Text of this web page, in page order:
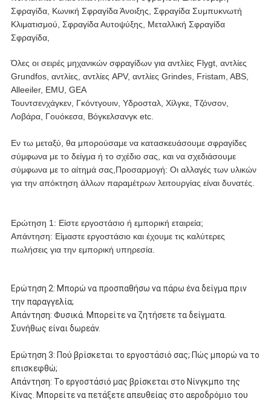
Σφραγίδα, Κωνική Σφραγίδα Άνοιξης, Σφραγίδα Συμπυκνωτή
Κλιματισμού, Σφραγίδα Αυτοψύξης, Μεταλλική Σφραγίδα
Σφραγίδα,
Όλες οι σειρές μηχανικών σφραγίδων για αντλίες Flygt, αντλίες
Grundfos, αντλίες, αντλίες APV, αντλίες Grindes, Fristam, ABS,
Alleeiler, EMU, GEA
Τουντσενχάγκεν, Γκόντγουιν, Υδροσταλ, Χίλγκε, Τζόνσον,
Λοβάρα, Γουόκεσα, Βόγκελσανγκ etc.
Εν τω μεταξύ, θα μπορούσαμε να κατασκευάσουμε σφραγίδες
σύμφωνα με το δείγμα ή το σχέδιο σας, και να σχεδιάσουμε
σύμφωνα με το αίτημά σας,Προσαρμογή: Οι αλλαγές των υλικών
για την απόκτηση άλλων παραμέτρων λειτουργίας είναι δυνατές.
Ερώτηση 1: Είστε εργοστάσιο ή εμπορική εταιρεία;
Απάντηση: Είμαστε εργοστάσιο και έχουμε τις καλύτερες
πωλήσεις για την εμπορική υπηρεσία.
Ερώτηση 2: Μπορώ να προσπαθήσω να πάρω ένα δείγμα πριν
την παραγγελία;
Απάντηση: Φυσικά. Μπορείτε να ζητήσετε τα δείγματα.
Συνήθως είναι δωρεάν.
Ερώτηση 3: Πού βρίσκεται το εργοστάσιό σας; Πώς μπορώ να το
επισκεφθώ;
Απάντηση: Το εργοστάσιό μας βρίσκεται στο Νίνγκμπο της
Κίνας. Μπορείτε να πετάξετε απευθείας στο αεροδρόμιο του